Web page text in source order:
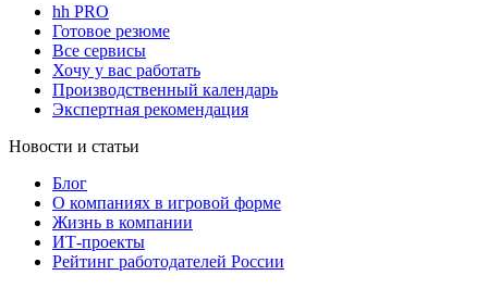
hh PRO
Готовое резюме
Все сервисы
Хочу у вас работать
Производственный календарь
Экспертная рекомендация
Новости и статьи
Блог
О компаниях в игровой форме
Жизнь в компании
ИТ-проекты
Рейтинг работодателей России